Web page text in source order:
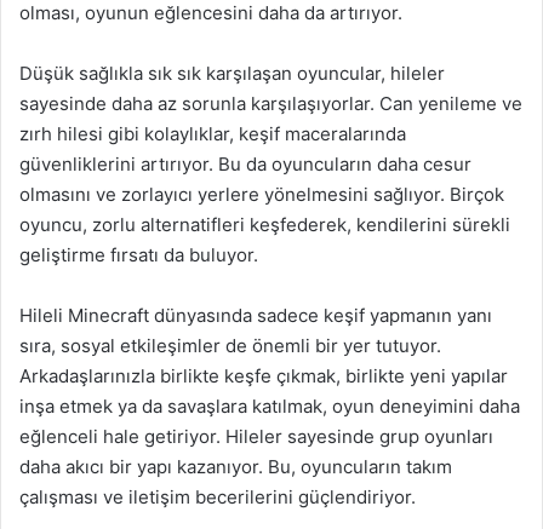
olması, oyunun eğlencesini daha da artırıyor.
Düşük sağlıkla sık sık karşılaşan oyuncular, hileler
sayesinde daha az sorunla karşılaşıyorlar. Can yenileme ve
zırh hilesi gibi kolaylıklar, keşif maceralarında
güvenliklerini artırıyor. Bu da oyuncuların daha cesur
olmasını ve zorlayıcı yerlere yönelmesini sağlıyor. Birçok
oyuncu, zorlu alternatifleri keşfederek, kendilerini sürekli
geliştirme fırsatı da buluyor.
Hileli Minecraft dünyasında sadece keşif yapmanın yanı
sıra, sosyal etkileşimler de önemli bir yer tutuyor.
Arkadaşlarınızla birlikte keşfe çıkmak, birlikte yeni yapılar
inşa etmek ya da savaşlara katılmak, oyun deneyimini daha
eğlenceli hale getiriyor. Hileler sayesinde grup oyunları
daha akıcı bir yapı kazanıyor. Bu, oyuncuların takım
çalışması ve iletişim becerilerini güçlendiriyor.